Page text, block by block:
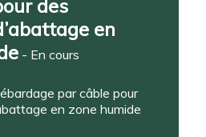
des
en
- En cours
par câble pour
en zone humide